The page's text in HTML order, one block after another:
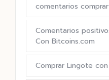
comentarios
Comentarios
Con Bitcoins.com
Comprar Lingote